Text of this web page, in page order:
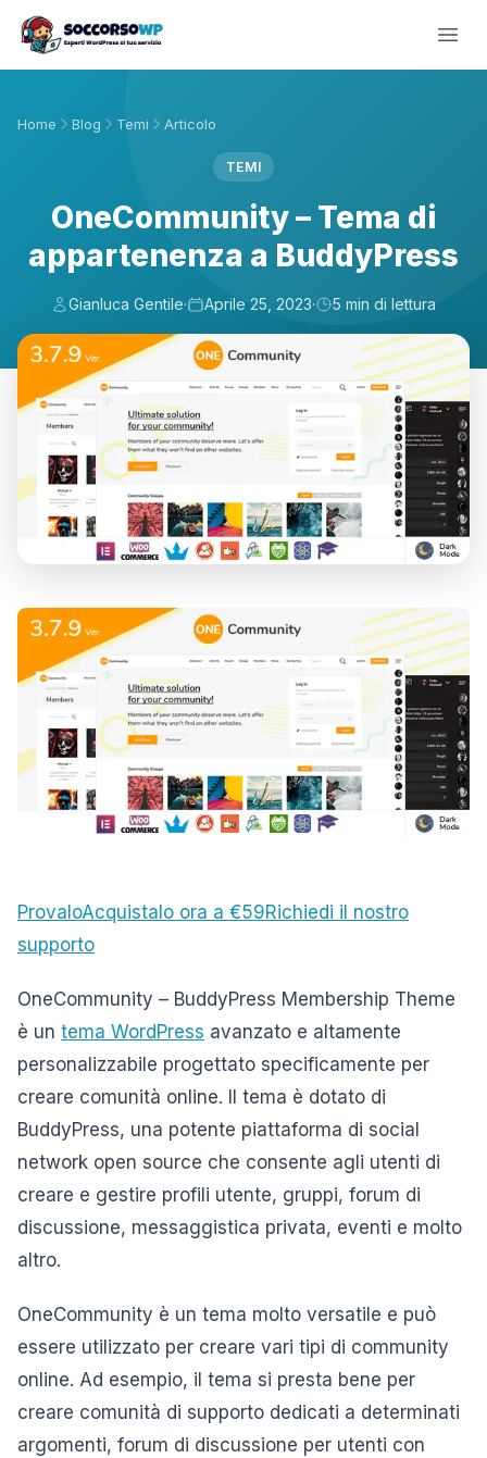
Home Blog Temi Articolo
TEMI
OneCommunity – Tema di
appartenenza a BuddyPress
Gianluca Gentile· Aprile 25, 2023· 5 min di lettura
ProvaloAcquistalo ora a €59Richiedi il nostro
supporto
OneCommunity – BuddyPress Membership Theme
è un tema WordPress avanzato e altamente
personalizzabile progettato specificamente per
creare comunità online. Il tema è dotato di
BuddyPress, una potente piattaforma di social
network open source che consente agli utenti di
creare e gestire profili utente, gruppi, forum di
discussione, messaggistica privata, eventi e molto
altro.
OneCommunity è un tema molto versatile e può
essere utilizzato per creare vari tipi di community
online. Ad esempio, il tema si presta bene per
creare comunità di supporto dedicati a determinati
argomenti, forum di discussione per utenti con